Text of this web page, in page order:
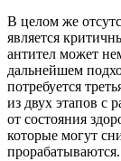
В целом же
является
антител может
дальнейшем
потребуется
из двух этапов с
от состояния
которые могут
прорабатываются.